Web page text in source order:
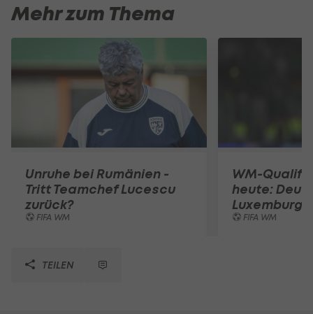
Mehr zum Thema
Unruhe bei Rumänien -
Tritt Teamchef Lucescu
zurück?
FIFA WM
WM-
heute:
Luxemburg
FIFA WM
TEILEN